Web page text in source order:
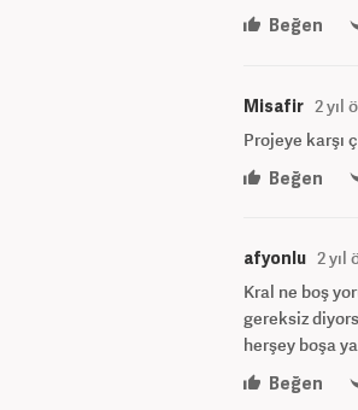
Beğen
Misafir 2 yıl
Projeye karşı
Beğen
afyonlu 2 yıl
Kral ne boş
gereksiz
herşey boşa
Beğen